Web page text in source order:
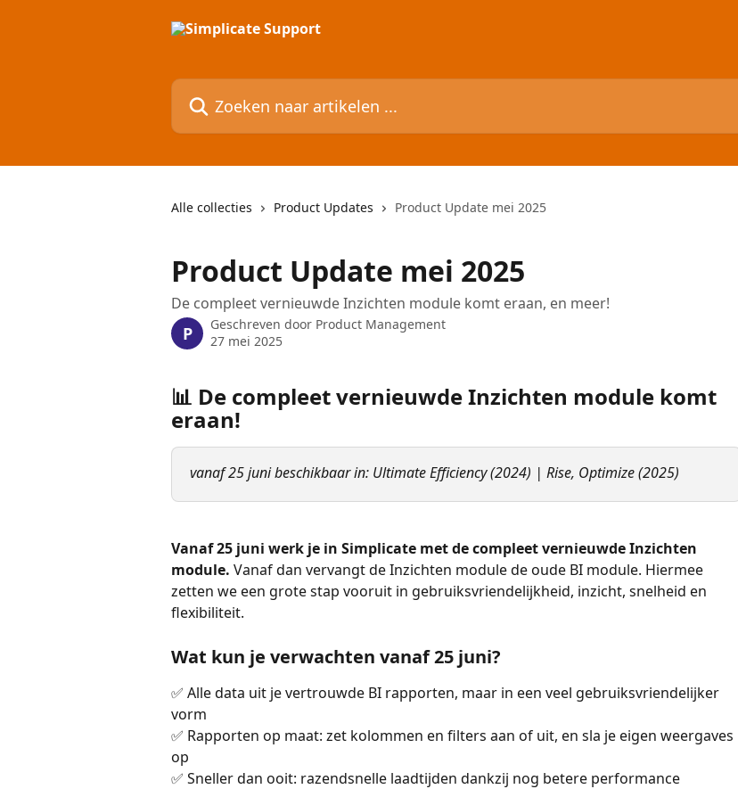
Zoeken naar artikelen ...
Alle collecties Product Updates Product Update mei 2025
Product Update mei 2025
De compleet vernieuwde Inzichten module komt eraan, en meer!
P Geschreven door Product Management
27 mei 2025
📊 De compleet vernieuwde Inzichten module komt
eraan!
vanaf 25 juni beschikbaar in: Ultimate Efficiency (2024) | Rise, Optimize (2025)
Vanaf 25 juni werk je in Simplicate met de compleet vernieuwde Inzichten
module. Vanaf dan vervangt de Inzichten module de oude BI module. Hiermee
zetten we een grote stap vooruit in gebruiksvriendelijkheid, inzicht, snelheid en
flexibiliteit.
Wat kun je verwachten vanaf 25 juni?
✅ Alle data uit je vertrouwde BI rapporten, maar in een veel gebruiksvriendelijker
vorm
✅ Rapporten op maat: zet kolommen en filters aan of uit, en sla je eigen weergaves
op
✅ Sneller dan ooit: razendsnelle laadtijden dankzij nog betere performance